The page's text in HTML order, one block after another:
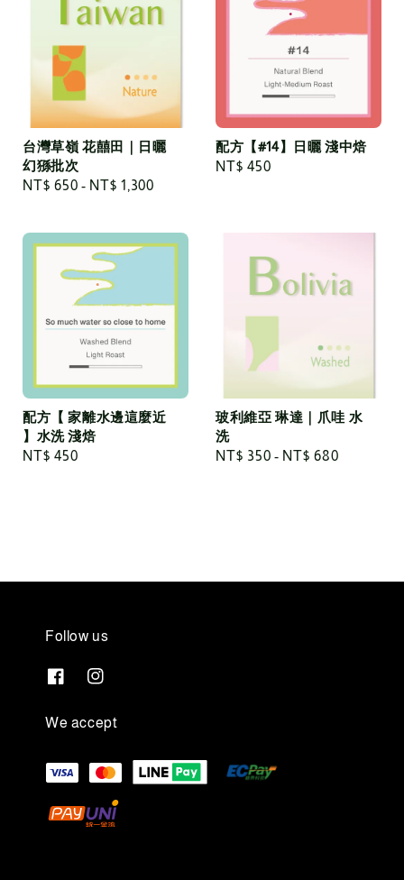
台灣草嶺 花囍田｜日曬
幻猻批次
Regular
NT$ 650 - NT$ 1,300
配方【#14】日曬 淺中焙
Regular
NT$ 450
配方【 家離水邊這麼近
】水洗 淺焙
Regular
NT$ 450
玻利維亞 琳達｜爪哇 水
洗
Regular
NT$ 350 - NT$ 680
Follow us
We accept